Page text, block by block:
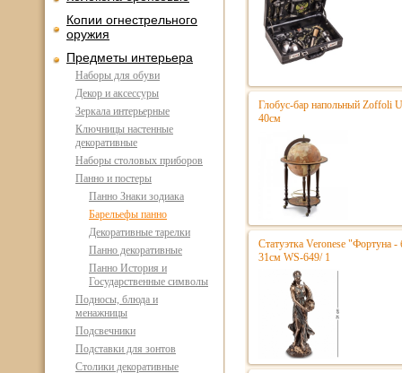
Копии огнестрельного
оружия
Предметы интерьера
Наборы для обуви
Декор и аксессуры
Зеркала интерьерные
Ключницы настенные
декоративные
Наборы столовых приборов
Панно и постеры
Панно Знаки зодиака
Барельефы панно
Декоративные тарелки
Панно декоративные
Панно История и
Государственные символы
Подносы, блюда и
менажницы
Подсвечники
Подставки для зонтов
Столики декоративные
Глобус-бар напольный Zoffoli
40см
Статуэтка Veronese "Фортуна
31см WS-649/ 1